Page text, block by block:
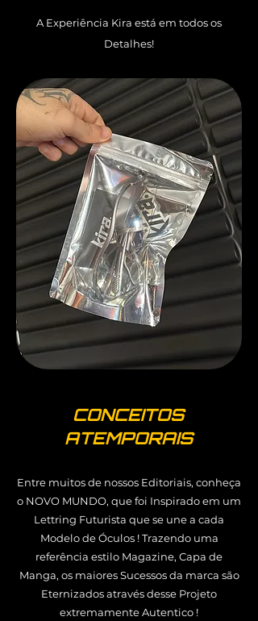
A Experiência Kira está em todos os
Detalhes!
CONCEITOS
ATEMPORAIS
Entre muitos de nossos Editoriais, conheça
o NOVO MUNDO, que foi Inspirado em um
Lettring Futurista que se une a cada
Modelo de Óculos ! Trazendo uma
referência estilo Magazine, Capa de
Manga, os maiores Sucessos da marca são
Eternizados através desse Projeto
extremamente Autentico !